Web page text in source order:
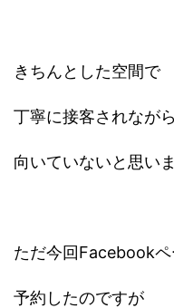
きちんとした空間で
丁寧に接客されなが
向いていないと思い
ただ今回Facebookペ
予約したのですが